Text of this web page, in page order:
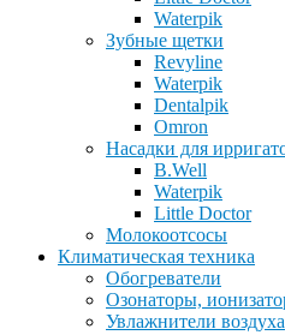
Waterpik
Зубные щетки
Revyline
Waterpik
Dentalpik
Omron
Насадки для
B.Well
Waterpik
Little Doctor
Молокоотсосы
Климатическая техника
Обогреватели
Озонаторы,
Увлажнители воздуха